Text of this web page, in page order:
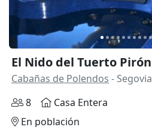
El Nido del Tuerto Pirón
Cabañas de Polendos - Segovia
8
Casa Entera
En población